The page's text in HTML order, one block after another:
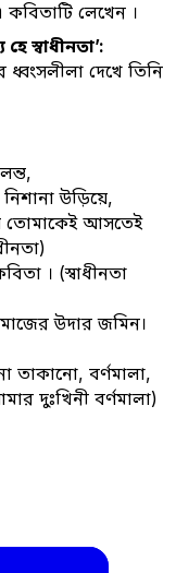
লেখেন ।
স্বাধীনতা’:
ধ্বংসলীলা দেখে তিনি
উড়িয়ে,
তোমাকেই আসতেই
। (স্বাধীনতা
উদার জমিন।
বর্ণমালা,
দুঃখিনী বর্ণমালা)